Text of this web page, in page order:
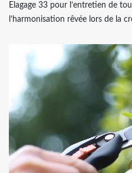
Elagage 33 pour l’entretien de
l’harmonisation rêvée lors de la